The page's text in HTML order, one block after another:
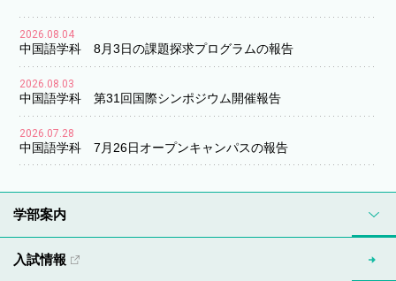
2026.08.04
中国語学科 8月3日の課題探求プログラムの報告
2026.08.03
中国語学科 第31回国際シンポジウム開催報告
2026.07.28
中国語学科 7月26日オープンキャンパスの報告
学部案内
入試情報